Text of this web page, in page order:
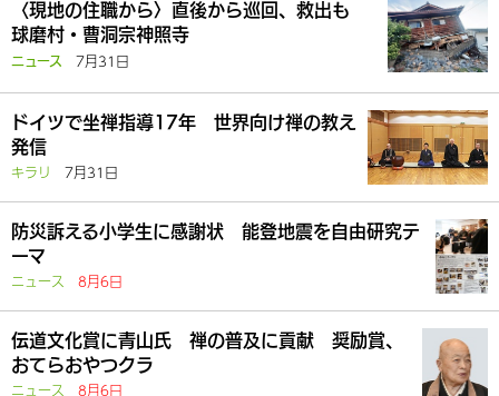
〈現地の住職から〉直後から巡回、救出も
球磨村・曹洞宗神照寺
ニュース 7月31日
ドイツで坐禅指導17年 世界向け禅の教え
発信
キラリ 7月31日
防災訴える小学生に感謝状 能登地震を自由研究テ
ーマ
ニュース 8月6日
伝道文化賞に青山氏 禅の普及に貢献 奨励賞、
おてらおやつクラ
ニュース 8月6日